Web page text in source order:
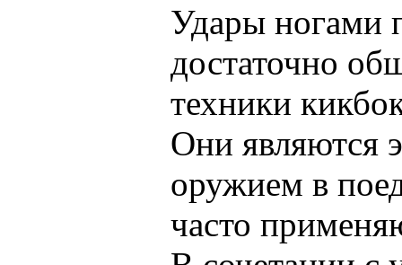
Удары ногами
достаточно
техники
Они являются
оружием в
часто